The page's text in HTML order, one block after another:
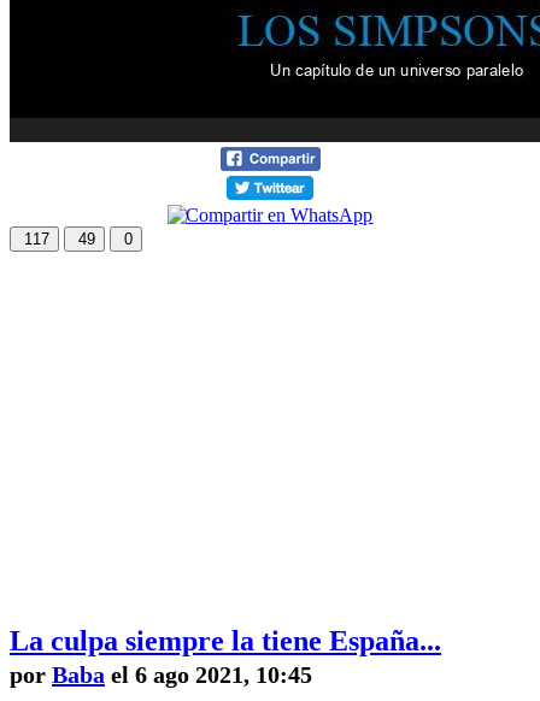
117 49 0
La culpa siempre la tiene España...
por Baba el 6 ago 2021, 10:45